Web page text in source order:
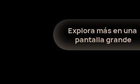
Explora más en una
pantalla grande